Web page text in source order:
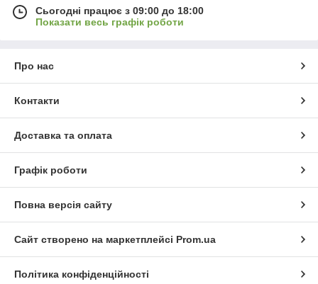
Сьогодні працює з 09:00 до 18:00
Показати весь графік роботи
Про нас
Контакти
Доставка та оплата
Графік роботи
Повна версія сайту
Сайт створено на маркетплейсі Prom.ua
Політика конфіденційності